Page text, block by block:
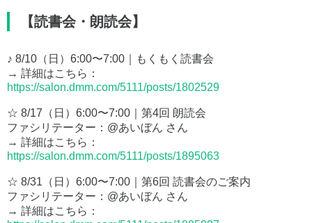
【読書会・朗読会】
♪ 8/10（日）6:00〜7:00｜もくもく読書会
→ 詳細はこちら：
https://salon.dmm.com/5111/posts/1802529
☆ 8/17（日）6:00〜7:00｜第4回 朗読会
ファシリテーター：@あいぼん さん
→ 詳細はこちら：
https://salon.dmm.com/5111/posts/1895063
☆ 8/31（日）6:00〜7:00｜第6回 読書会のご案内
ファシリテーター：@あいぼん さん
→ 詳細はこちら：